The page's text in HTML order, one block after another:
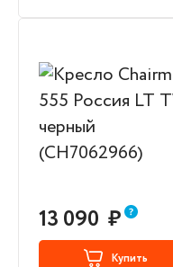
13 090 ₽
Купить